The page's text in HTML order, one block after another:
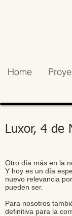
Home
Luxor, 4 de
Otro día más en la
Y hoy es un día
nuevo relevancia
pueden ser.
Para nosotros
definitiva para la